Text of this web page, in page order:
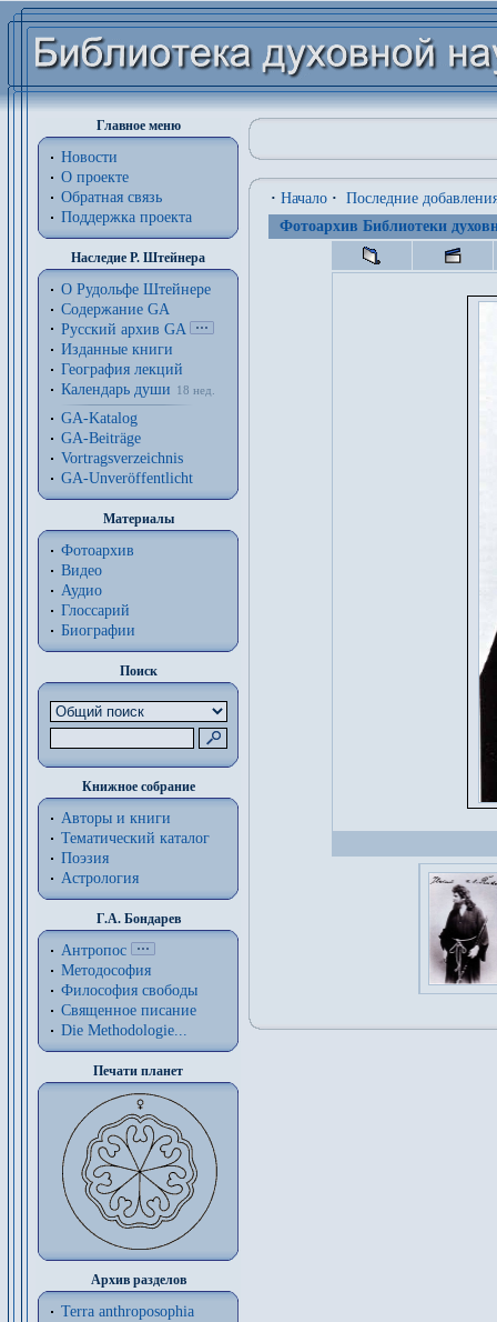
Главное меню
Новости
О проекте
Обратная связь
Поддержка проекта
Наследие Р. Штейнера
О Рудольфе Штейнере
Содержание GA
Русский архив GA
Изданные книги
География лекций
Календарь души
18 нед.
GA-Katalog
GA-Beiträge
Vortragsverzeichnis
GA-Unveröffentlicht
Материалы
Фотоархив
Видео
Аудио
Глоссарий
Биографии
Поиск
Книжное собрание
Авторы и книги
Тематический каталог
Поэзия
Астрология
Г.А. Бондарев
Антропос
Методософия
Философия cвободы
Священное писание
Die Methodologie...
Печати планет
Архив разделов
Terra anthroposophia
· Начало · Последние
Фотоархив Библиотеки